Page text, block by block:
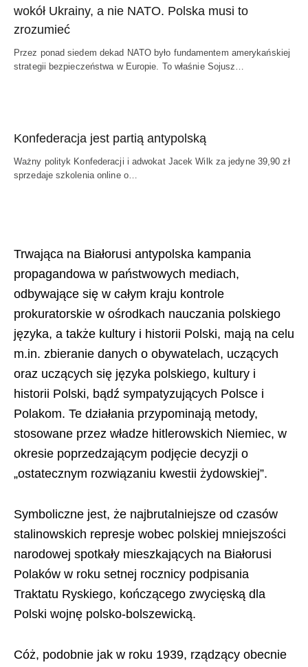
wokół Ukrainy, a nie NATO. Polska musi to
zrozumieć
Przez ponad siedem dekad NATO było fundamentem amerykańskiej
strategii bezpieczeństwa w Europie. To właśnie Sojusz…
Konfederacja jest partią antypolską
Ważny polityk Konfederacji i adwokat Jacek Wilk za jedyne 39,90 zł
sprzedaje szkolenia online o…
Trwająca na Białorusi antypolska kampania
propagandowa w państwowych mediach,
odbywające się w całym kraju kontrole
prokuratorskie w ośrodkach nauczania polskiego
języka, a także kultury i historii Polski, mają na celu
m.in. zbieranie danych o obywatelach, uczących
oraz uczących się języka polskiego, kultury i
historii Polski, bądź sympatyzujących Polsce i
Polakom. Te działania przypominają metody,
stosowane przez władze hitlerowskich Niemiec, w
okresie poprzedzającym podjęcie decyzji o
„ostatecznym rozwiązaniu kwestii żydowskiej”.
Symboliczne jest, że najbrutalniejsze od czasów
stalinowskich represje wobec polskiej mniejszości
narodowej spotkały mieszkających na Białorusi
Polaków w roku setnej rocznicy podpisania
Traktatu Ryskiego, kończącego zwycięską dla
Polski wojnę polsko-bolszewicką.
Cóż, podobnie jak w roku 1939, rządzący obecnie